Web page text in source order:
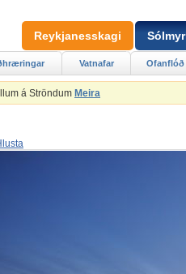
á Ströndum Meira
Vatnafar Ofanflóð
Reykjanesskagi